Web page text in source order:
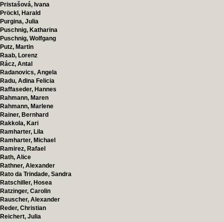
Pristašová, Ivana
Pröckl, Harald
Purgina, Julia
Puschnig, Katharina
Puschnig, Wolfgang
Putz, Martin
Raab, Lorenz
Rácz, Antal
Radanovics, Angela
Radu, Adina Felicia
Raffaseder, Hannes
Rahmann, Maren
Rahmann, Marlene
Rainer, Bernhard
Rakkola, Kari
Ramharter, Lila
Ramharter, Michael
Ramirez, Rafael
Rath, Alice
Rathner, Alexander
Rato da Trindade, Sandra
Ratschiller, Hosea
Ratzinger, Carolin
Rauscher, Alexander
Reder, Christian
Reichert, Julia